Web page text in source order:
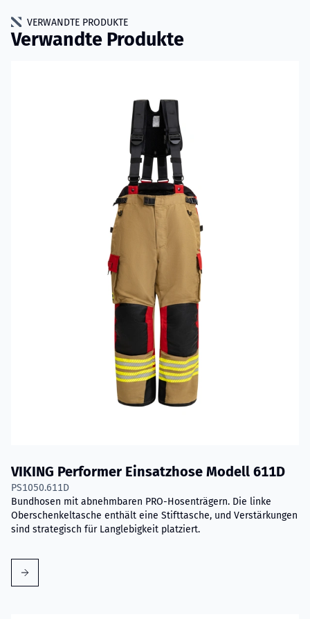
VERWANDTE PRODUKTE
Verwandte Produkte
VIKING Performer Einsatzhose Modell 611D
PS1050.611D
Bundhosen mit abnehmbaren PRO-Hosenträgern. Die linke
Oberschenkeltasche enthält eine Stifttasche, und Verstärkungen
sind strategisch für Langlebigkeit platziert.